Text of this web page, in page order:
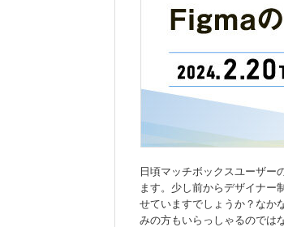
日頃マッチボックスユーザー
ます。少し前からデザイナー
せていますでしょうか？なか
みの方もいらっしゃるのでは